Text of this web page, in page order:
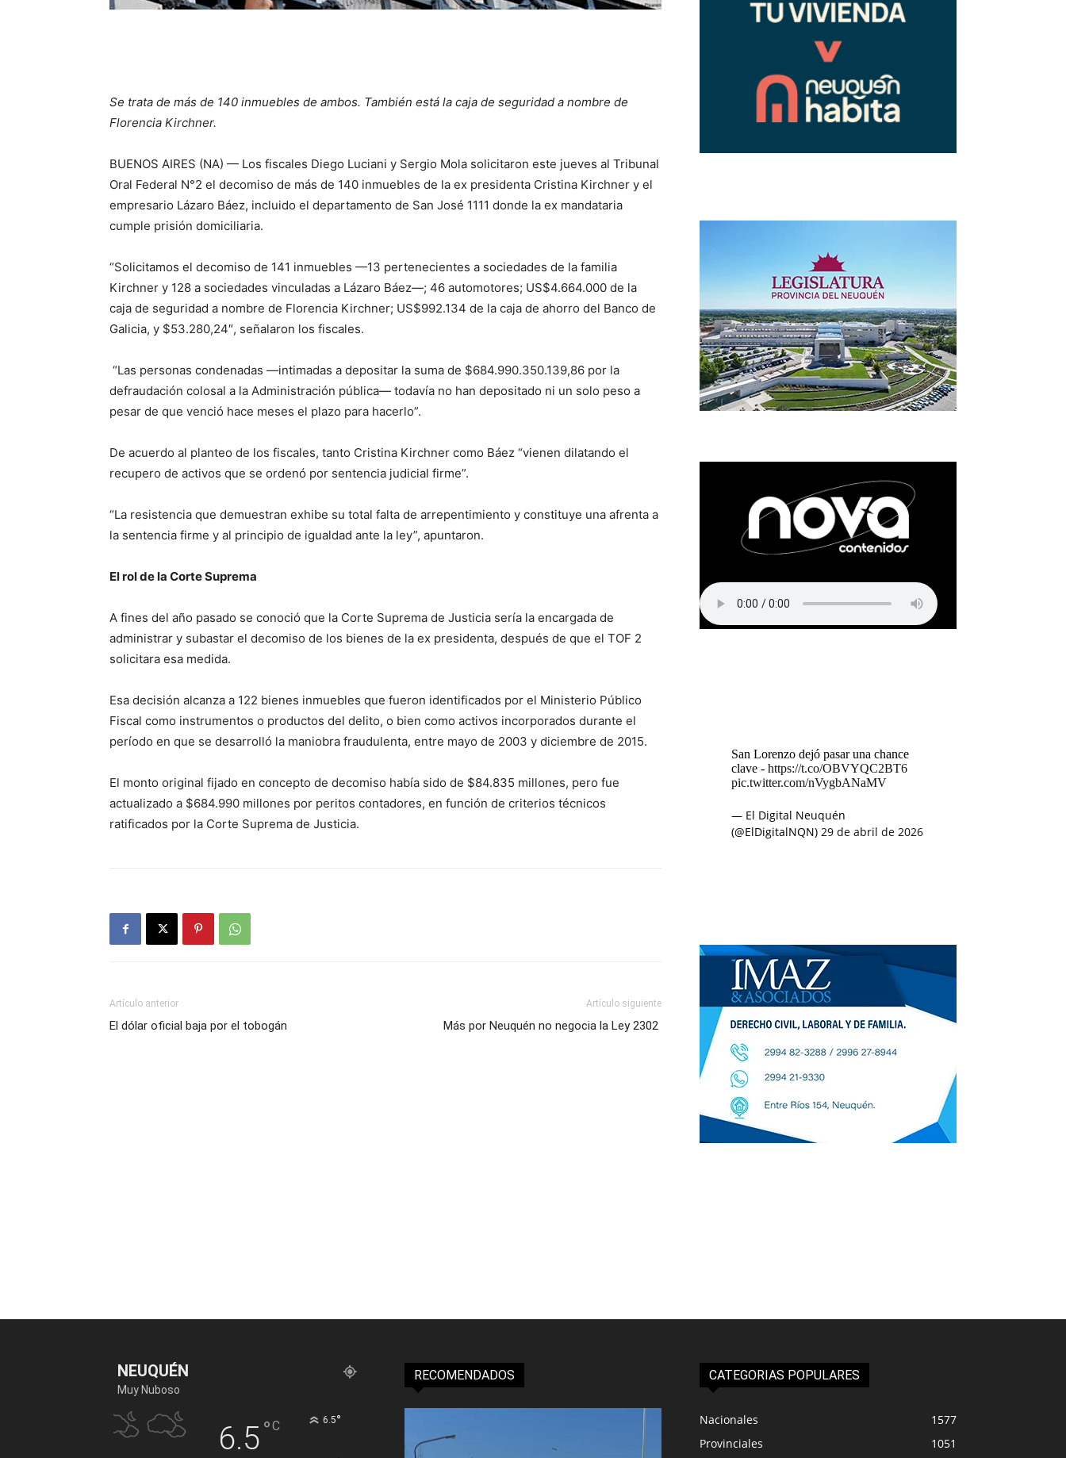
Se trata de más de 140 inmuebles de ambos. También está la caja de seguridad a nombre de
Florencia Kirchner.
BUENOS AIRES (NA) — Los fiscales Diego Luciani y Sergio Mola solicitaron este jueves al Tribunal
Oral Federal N°2 el decomiso de más de 140 inmuebles de la ex presidenta Cristina Kirchner y el
empresario Lázaro Báez, incluido el departamento de San José 1111 donde la ex mandataria
cumple prisión domiciliaria.
“Solicitamos el decomiso de 141 inmuebles —13 pertenecientes a sociedades de la familia
Kirchner y 128 a sociedades vinculadas a Lázaro Báez—; 46 automotores; US$4.664.000 de la
caja de seguridad a nombre de Florencia Kirchner; US$992.134 de la caja de ahorro del Banco de
Galicia, y $53.280,24″, señalaron los fiscales.
“Las personas condenadas —intimadas a depositar la suma de $684.990.350.139,86 por la
defraudación colosal a la Administración pública— todavía no han depositado ni un solo peso a
pesar de que venció hace meses el plazo para hacerlo”.
De acuerdo al planteo de los fiscales, tanto Cristina Kirchner como Báez “vienen dilatando el
recupero de activos que se ordenó por sentencia judicial firme”.
“La resistencia que demuestran exhibe su total falta de arrepentimiento y constituye una afrenta a
la sentencia firme y al principio de igualdad ante la ley”, apuntaron.
El rol de la Corte Suprema
A fines del año pasado se conoció que la Corte Suprema de Justicia sería la encargada de
administrar y subastar el decomiso de los bienes de la ex presidenta, después de que el TOF 2
solicitara esa medida.
Esa decisión alcanza a 122 bienes inmuebles que fueron identificados por el Ministerio Público
Fiscal como instrumentos o productos del delito, o bien como activos incorporados durante el
período en que se desarrolló la maniobra fraudulenta, entre mayo de 2003 y diciembre de 2015.
El monto original fijado en concepto de decomiso había sido de $84.835 millones, pero fue
actualizado a $684.990 millones por peritos contadores, en función de criterios técnicos
ratificados por la Corte Suprema de Justicia.
Artículo anterior
El dólar oficial baja por el tobogán
Artículo siguiente
Más por Neuquén no negocia la Ley 2302
San Lorenzo dejó pasar una chance
clave - https://t.co/OBVYQC2BT6
pic.twitter.com/nVygbANaMV
— El Digital Neuquén
(@ElDigitalNQN) 29 de abril de 2026
NEUQUÉN
Muy Nuboso
6.5°C 6.5°
RECOMENDADOS CATEGORIAS POPULARES
Nacionales
1577
Provinciales
1051